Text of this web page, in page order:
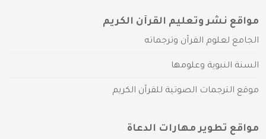
مواقع نشر وتعليم القرآن الكريم
الجامع لعلوم القرآن وترجماته
السنة النبوية وعلومها
موقع الترجمات الصوتية للقرآن الكريم
مواقع تطوير مهارات الدعاة